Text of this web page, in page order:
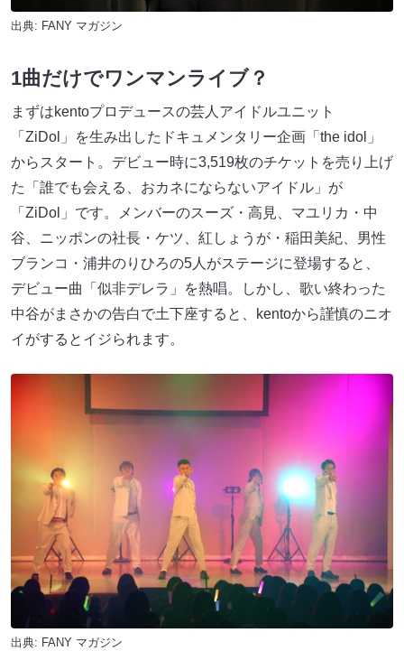
出典: FANY マガジン
1曲だけでワンマンライブ？
まずはkentoプロデュースの芸人アイドルユニット
「ZiDol」を生み出したドキュメンタリー企画「the idol」
からスタート。デビュー時に3,519枚のチケットを売り上げ
た「誰でも会える、おカネにならないアイドル」が
「ZiDol」です。メンバーのスーズ・高見、マユリカ・中
谷、ニッポンの社長・ケツ、紅しょうが・稲田美紀、男性
ブランコ・浦井のりひろの5人がステージに登場すると、
デビュー曲「似非デレラ」を熱唱。しかし、歌い終わった
中谷がまさかの告白で土下座すると、kentoから謹慎のニオ
イがするとイジられます。
出典: FANY マガジン